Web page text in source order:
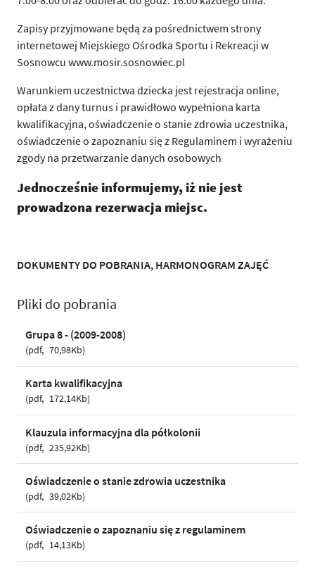
Zapisy przyjmowane będą za pośrednictwem strony
internetowej Miejskiego Ośrodka Sportu i Rekreacji w
Sosnowcu www.mosir.sosnowiec.pl
Warunkiem uczestnictwa dziecka jest rejestracja online,
opłata z dany turnus i prawidłowo wypełniona karta
kwalifikacyjna, oświadczenie o stanie zdrowia uczestnika,
oświadczenie o zapoznaniu się z Regulaminem i wyrażeniu
zgody na przetwarzanie danych osobowych
Jednocześnie informujemy, iż nie jest
prowadzona rezerwacja miejsc.
DOKUMENTY DO POBRANIA, HARMONOGRAM ZAJĘĆ
Pliki do pobrania
Grupa 8 - (2009-2008)
pdf 70,98Kb
Karta kwalifikacyjna
pdf 172,14Kb
Klauzula informacyjna dla półkolonii
pdf 235,92Kb
Oświadczenie o stanie zdrowia uczestnika
pdf 39,02Kb
Oświadczenie o zapoznaniu się z regulaminem
pdf 14,13Kb